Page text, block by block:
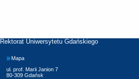
Rektorat Uniwersytetu Gdańskiego
Mapa
ul. prof. Marii Janion 7
80-309 Gdańsk